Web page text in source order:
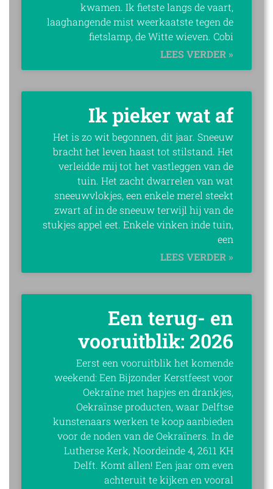
kwamen. Ik fietste langs de vaart,
laaghangende mist weerkaatste tegen de
fietslamp, de Witte wieven. Cobi
LEES VERDER »
Ik pieker wat af
Het is zo wit begonnen, dit jaar. Sneeuw
bracht het leven haast tot stilstand. Het
verleidde mij tot het vastleggen van de
tuin. Het zacht dwarrelen van wat
sneeuwvlokjes, een enkele merel steekt
zwart af in de sneeuw terwijl hij van de
stukjes appel eet. Enkele vinken inde tuin,
een
LEES VERDER »
Een terug- en
vooruitblik: 2026
Eerst een vooruitblik het komende
weekend: Een Bijzonder Kerstfeest voor
Oekraïne met hapjes en drankjes,
Oekraïnse producten, waar Delftse
kunstenaars werken te koop aanbieden
voor de noden van de Oekraïners. In de
Lutherse Kerk, Noordeinde 4, 2611 KH
Delft. Komt allen! Een jaar om even
achteruit te kijken en vooral